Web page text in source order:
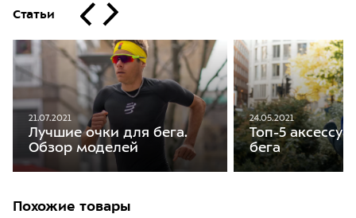
Статьи
21.07.2021
Лучшие очки для бега.
Обзор моделей
24.05.2021
Топ-5
бега
Похожие товары